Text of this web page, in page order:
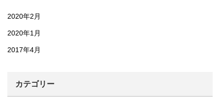
2020年2月
2020年1月
2017年4月
カテゴリー